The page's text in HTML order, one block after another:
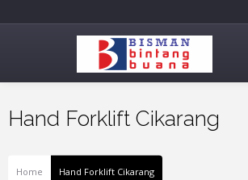
Hand Forklift Cikarang
Home Hand Forklift Cikarang